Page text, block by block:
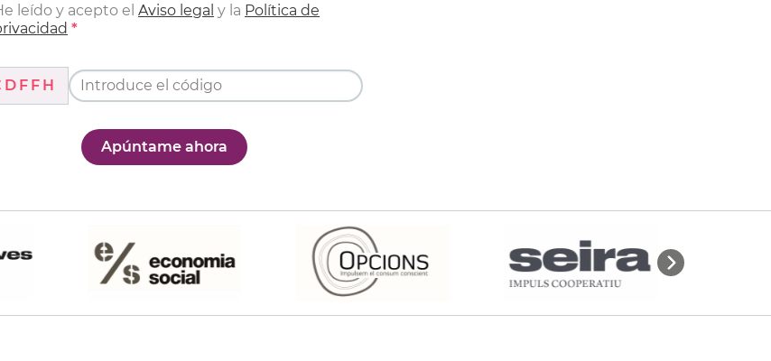
leído y acepto el Aviso legal y la Política de
Apúntame ahora